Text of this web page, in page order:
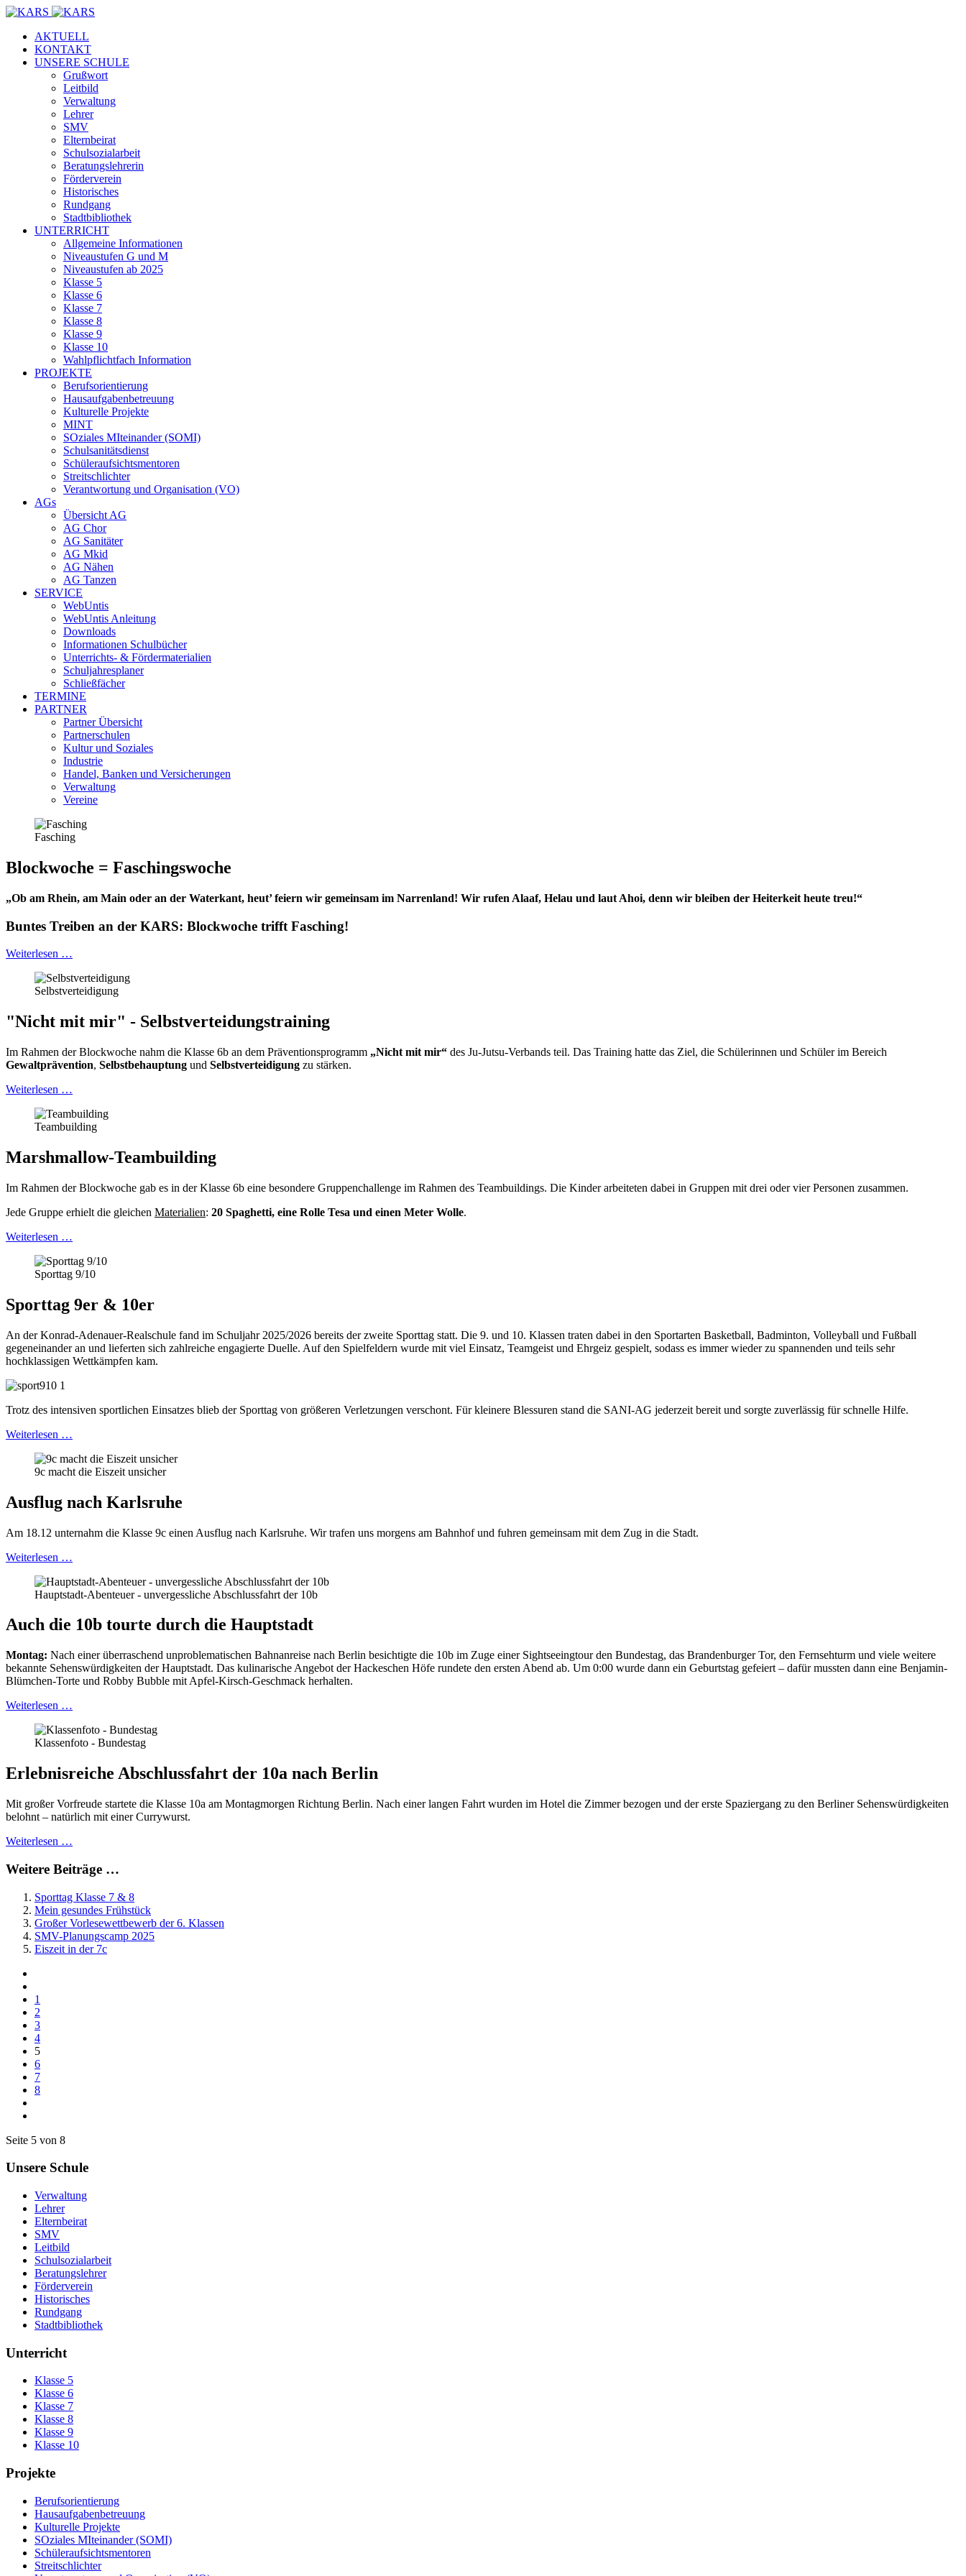
AKTUELL
KONTAKT
UNSERE SCHULE
Grußwort
Leitbild
Verwaltung
Lehrer
SMV
Elternbeirat
Schulsozialarbeit
Beratungslehrerin
Förderverein
Historisches
Rundgang
Stadtbibliothek
UNTERRICHT
Allgemeine Informationen
Niveaustufen G und M
Niveaustufen ab 2025
Klasse 5
Klasse 6
Klasse 7
Klasse 8
Klasse 9
Klasse 10
Wahlpflichtfach Information
PROJEKTE
Berufsorientierung
Hausaufgabenbetreuung
Kulturelle Projekte
MINT
SOziales MIteinander (SOMI)
Schulsanitätsdienst
Schüleraufsichtsmentoren
Streitschlichter
Verantwortung und Organisation (VO)
AGs
Übersicht AG
AG Chor
AG Sanitäter
AG Mkid
AG Nähen
AG Tanzen
SERVICE
WebUntis
WebUntis Anleitung
Downloads
Informationen Schulbücher
Unterrichts- & Fördermaterialien
Schuljahresplaner
Schließfächer
TERMINE
PARTNER
Partner Übersicht
Partnerschulen
Kultur und Soziales
Industrie
Handel, Banken und Versicherungen
Verwaltung
Vereine
Fasching
Blockwoche = Faschingswoche
„Ob am Rhein, am Main oder an der Waterkant, heut’ feiern wir gemeinsam im Narrenland! Wir rufen Alaaf, Helau und laut Ahoi, denn wir bleiben der Heiterkeit heute treu!“
Buntes Treiben an der KARS: Blockwoche trifft Fasching!
Weiterlesen …
Selbstverteidigung
"Nicht mit mir" - Selbstverteidungstraining
Im Rahmen der Blockwoche nahm die Klasse 6b an dem Präventionsprogramm „Nicht mit mir“ des Ju-Jutsu-Verbands teil. Das Training hatte das Ziel, die Schülerinnen und Schüler im Bereich
Gewaltprävention, Selbstbehauptung und Selbstverteidigung zu stärken.
Weiterlesen …
Teambuilding
Marshmallow-Teambuilding
Im Rahmen der Blockwoche gab es in der Klasse 6b eine besondere Gruppenchallenge im Rahmen des Teambuildings. Die Kinder arbeiteten dabei in Gruppen mit drei oder vier Personen zusammen.
Jede Gruppe erhielt die gleichen Materialien: 20 Spaghetti, eine Rolle Tesa und einen Meter Wolle.
Weiterlesen …
Sporttag 9/10
Sporttag 9er & 10er
An der Konrad-Adenauer-Realschule fand im Schuljahr 2025/2026 bereits der zweite Sporttag statt. Die 9. und 10. Klassen traten dabei in den Sportarten Basketball, Badminton, Volleyball und Fußball
gegeneinander an und lieferten sich zahlreiche engagierte Duelle. Auf den Spielfeldern wurde mit viel Einsatz, Teamgeist und Ehrgeiz gespielt, sodass es immer wieder zu spannenden und teils sehr
hochklassigen Wettkämpfen kam.
Trotz des intensiven sportlichen Einsatzes blieb der Sporttag von größeren Verletzungen verschont. Für kleinere Blessuren stand die SANI-AG jederzeit bereit und sorgte zuverlässig für schnelle Hilfe.
Weiterlesen …
9c macht die Eiszeit unsicher
Ausflug nach Karlsruhe
Am 18.12 unternahm die Klasse 9c einen Ausflug nach Karlsruhe. Wir trafen uns morgens am Bahnhof und fuhren gemeinsam mit dem Zug in die Stadt.
Weiterlesen …
Hauptstadt-Abenteuer - unvergessliche Abschlussfahrt der 10b
Auch die 10b tourte durch die Hauptstadt
Montag: Nach einer überraschend unproblematischen Bahnanreise nach Berlin besichtigte die 10b im Zuge einer Sightseeingtour den Bundestag, das Brandenburger Tor, den Fernsehturm und viele weitere
bekannte Sehenswürdigkeiten der Hauptstadt. Das kulinarische Angebot der Hackeschen Höfe rundete den ersten Abend ab. Um 0:00 wurde dann ein Geburtstag gefeiert – dafür mussten dann eine Benjamin-
Blümchen-Torte und Robby Bubble mit Apfel-Kirsch-Geschmack herhalten.
Weiterlesen …
Klassenfoto - Bundestag
Erlebnisreiche Abschlussfahrt der 10a nach Berlin
Mit großer Vorfreude startete die Klasse 10a am Montagmorgen Richtung Berlin. Nach einer langen Fahrt wurden im Hotel die Zimmer bezogen und der erste Spaziergang zu den Berliner Sehenswürdigkeiten
belohnt – natürlich mit einer Currywurst.
Weiterlesen …
Weitere Beiträge …
Sporttag Klasse 7 & 8
Mein gesundes Frühstück
Großer Vorlesewettbewerb der 6. Klassen
SMV-Planungscamp 2025
Eiszeit in der 7c
1
2
3
4
5
6
7
8
Seite 5 von 8
Unsere Schule
Verwaltung
Lehrer
Elternbeirat
SMV
Leitbild
Schulsozialarbeit
Beratungslehrer
Förderverein
Historisches
Rundgang
Stadtbibliothek
Unterricht
Klasse 5
Klasse 6
Klasse 7
Klasse 8
Klasse 9
Klasse 10
Projekte
Berufsorientierung
Hausaufgabenbetreuung
Kulturelle Projekte
SOziales MIteinander (SOMI)
Schüleraufsichtsmentoren
Streitschlichter